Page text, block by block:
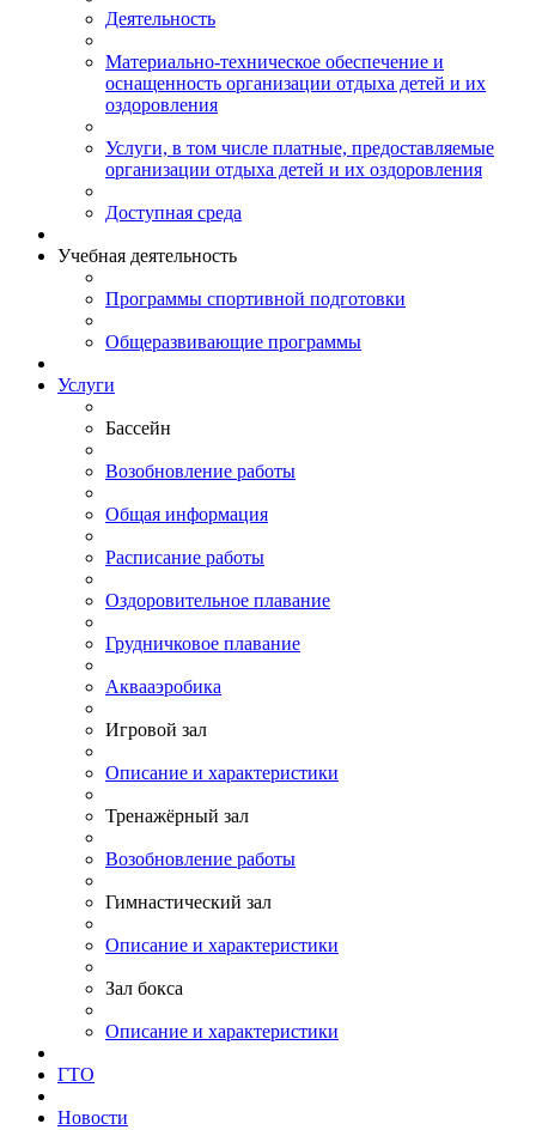
Деятельность
Материально-техническое обеспечение и
оснащенность организации отдыха детей и их
оздоровления
Услуги, в том числе платные, предоставляемые
организации отдыха детей и их оздоровления
Доступная среда
Учебная деятельность
Программы спортивной подготовки
Общеразвивающие программы
Услуги
Бассейн
Возобновление работы
Общая информация
Расписание работы
Оздоровительное плавание
Грудничковое плавание
Аквааэробика
Игровой зал
Описание и характеристики
Тренажёрный зал
Возобновление работы
Гимнастический зал
Описание и характеристики
Зал бокса
Описание и характеристики
ГТО
Новости